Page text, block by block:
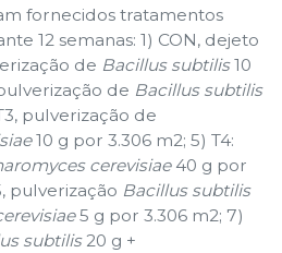
fornecidos tratamentos
12 semanas: 1) CON, dejeto
de Bacillus subtilis10
de Bacillus subtilis
pulverização de
10 g por 3.306 m2; 5) T4:
cerevisiae40 g por
pulverização Bacillus subtilis
5 g por 3.306 m2; 7)
subtilis20 g +